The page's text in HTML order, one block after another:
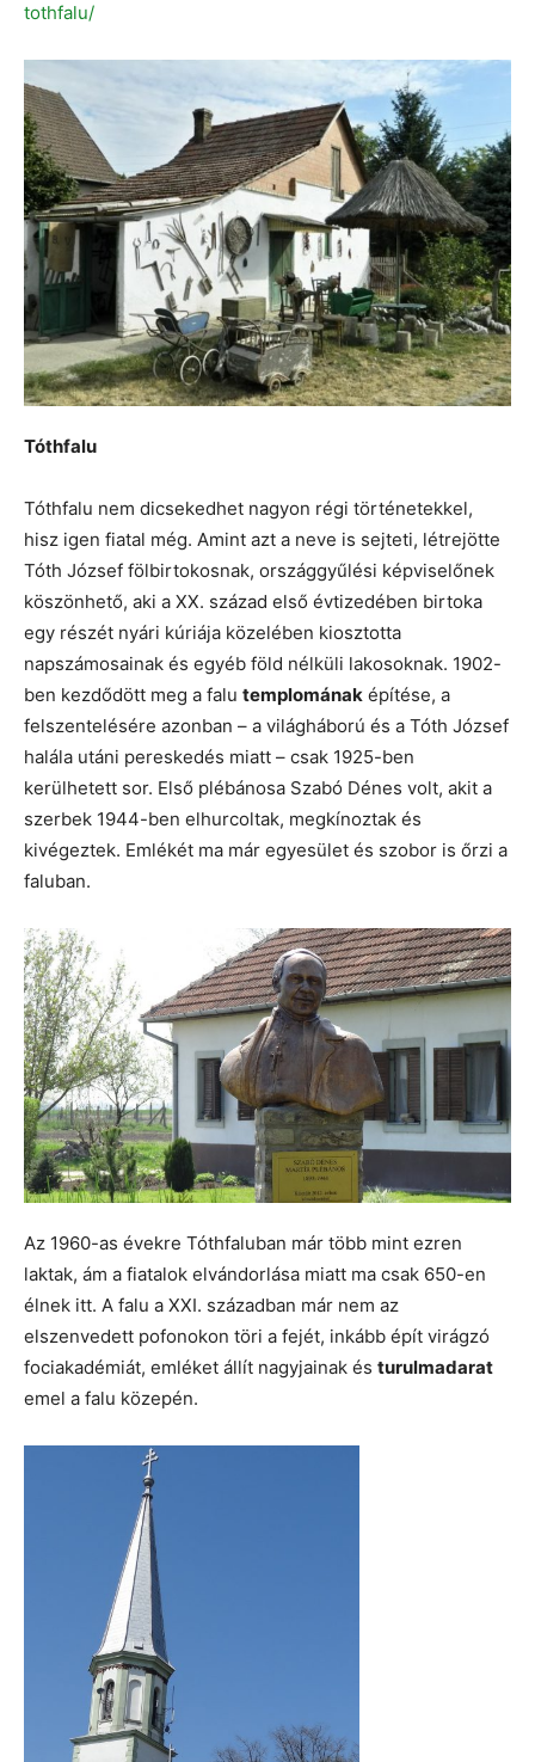
tothfalu/
Tóthfalu
Tóthfalu nem dicsekedhet nagyon régi történetekkel,
hisz igen fiatal még. Amint azt a neve is sejteti, létrejötte
Tóth József fölbirtokosnak, országgyűlési képviselőnek
köszönhető, aki a XX. század első évtizedében birtoka
egy részét nyári kúriája közelében kiosztotta
napszámosainak és egyéb föld nélküli lakosoknak. 1902-
ben kezdődött meg a falu templomának építése, a
felszentelésére azonban – a világháború és a Tóth József
halála utáni pereskedés miatt – csak 1925-ben
kerülhetett sor. Első plébánosa Szabó Dénes volt, akit a
szerbek 1944-ben elhurcoltak, megkínoztak és
kivégeztek. Emlékét ma már egyesület és szobor is őrzi a
faluban.
Az 1960-as évekre Tóthfaluban már több mint ezren
laktak, ám a fiatalok elvándorlása miatt ma csak 650-en
élnek itt. A falu a XXI. században már nem az
elszenvedett pofonokon töri a fejét, inkább épít virágzó
fociakadémiát, emléket állít nagyjainak és turulmadarat
emel a falu közepén.